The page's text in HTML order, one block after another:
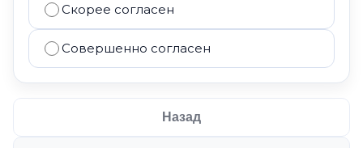
Скорее согласен
Совершенно согласен
Назад